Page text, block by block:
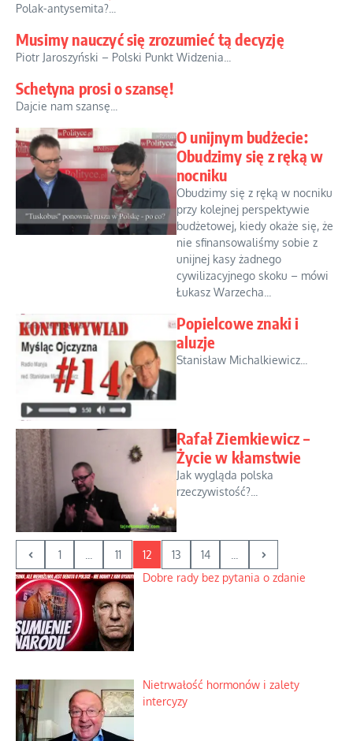
Polak-antysemita?...
Musimy nauczyć się zrozumieć tą decyzję
Piotr Jaroszyński – Polski Punkt Widzenia...
Schetyna prosi o szansę!
Dajcie nam szansę...
O unijnym budżecie:
Obudzimy się z ręką w
nocniku
Obudzimy się z ręką w nocniku
przy kolejnej perspektywie
budżetowej, kiedy okaże się, że
nie sfinansowaliśmy sobie z
unijnej kasy żadnego
cywilizacyjnego skoku – mówi
Łukasz Warzecha...
Popielcowe znaki i
aluzje
Stanisław Michalkiewicz...
Rafał Ziemkiewicz –
Życie w kłamstwie
Jak wygląda polska
rzeczywistość?...
1 11 12 13 14